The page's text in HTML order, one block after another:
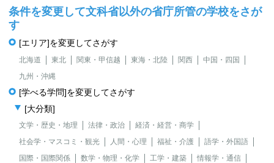
条件を変更して文科省以外の省庁所管の学校をさが
す
[エリア]を変更してさがす
北海道 東北 関東・甲信越 東海・北陸 関西
中国・四国
九州・沖縄
[学べる学問]を変更してさがす
[大分類]
文学・歴史・地理 法律・政治
経済・経営・商学
社会学・マスコミ・観光
人間・心理 福祉・介護
語学・外国語
国際・国際関係
数学・物理・化学 工学・建築
情報学・通信